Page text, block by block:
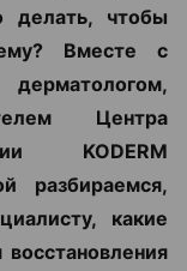
делать, чтобы
Вместе с
Центра
KODERM
разбираемся,
какие